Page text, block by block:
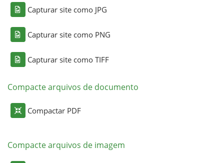
Capturar site como JPG
Capturar site como PNG
Capturar site como TIFF
Compacte arquivos de documento
Compactar PDF
Compacte arquivos de imagem